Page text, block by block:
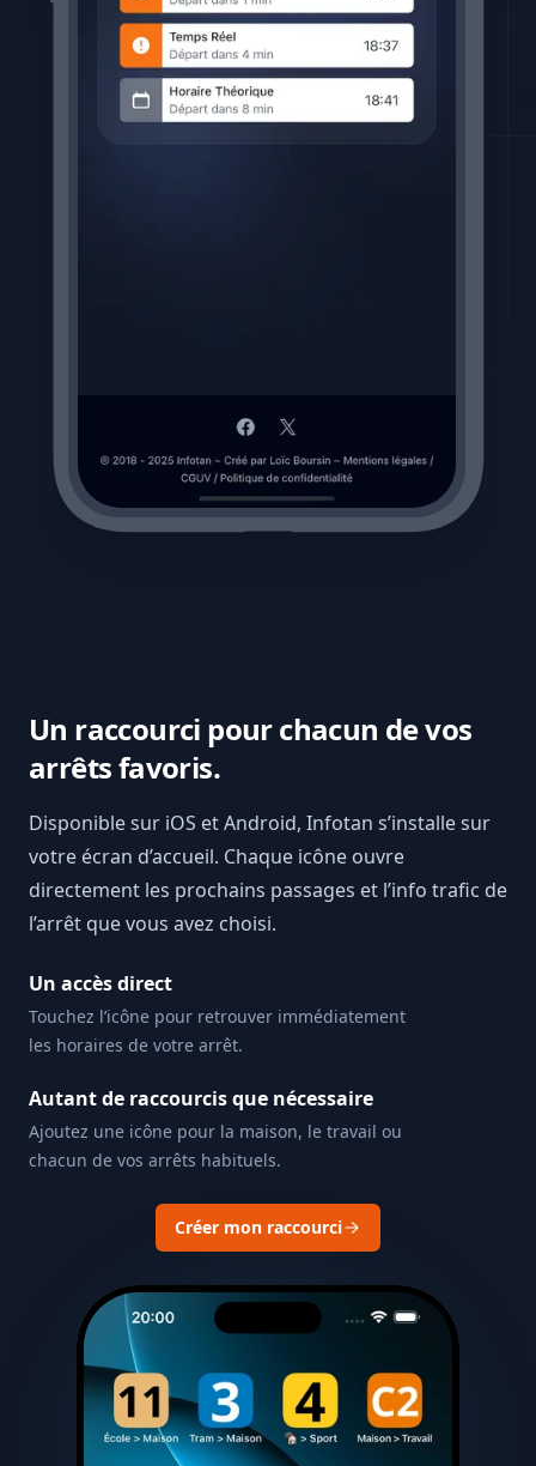
Un raccourci pour chacun de vos
arrêts favoris.
Disponible sur iOS et Android, Infotan s’installe sur
votre écran d’accueil. Chaque icône ouvre
directement les prochains passages et l’info trafic de
l’arrêt que vous avez choisi.
Un accès direct
Touchez l’icône pour retrouver immédiatement
les horaires de votre arrêt.
Autant de raccourcis que nécessaire
Ajoutez une icône pour la maison, le travail ou
chacun de vos arrêts habituels.
Créer mon raccourci